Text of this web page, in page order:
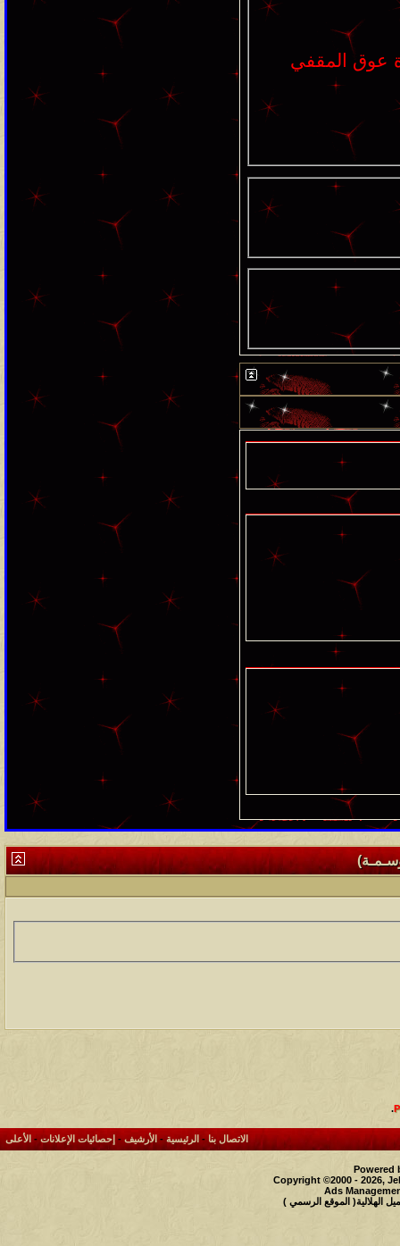
عوق المقفي
.
الاتصال بنا- الرئيسية- الأرشيف - إحصائيات الإعلانات- الأعلى
Powered
Copyright ©2000 - 2026,
Ads
الهلالية( الموقع الرسمي )